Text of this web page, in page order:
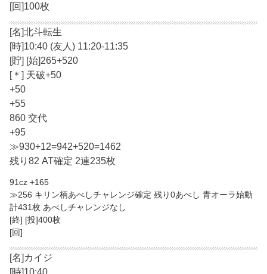
[回]100枚
[名]北斗転生
[時]10:40 (友人) 11:20-11:35
[貯] [始]265+520
[＊] 天破+50
+50
+55
860 交代
+95
≫930+12=942+520=1462
残り82 AT確定 2連235枚
91cz +165
≫256 キリン柄あべしチャレンジ確定 残り0あべし 青オーラ始動
計431枚 あべしチャレンジなし
[終] [投]400枚
[回]
[名]カイジ
[時]10:40